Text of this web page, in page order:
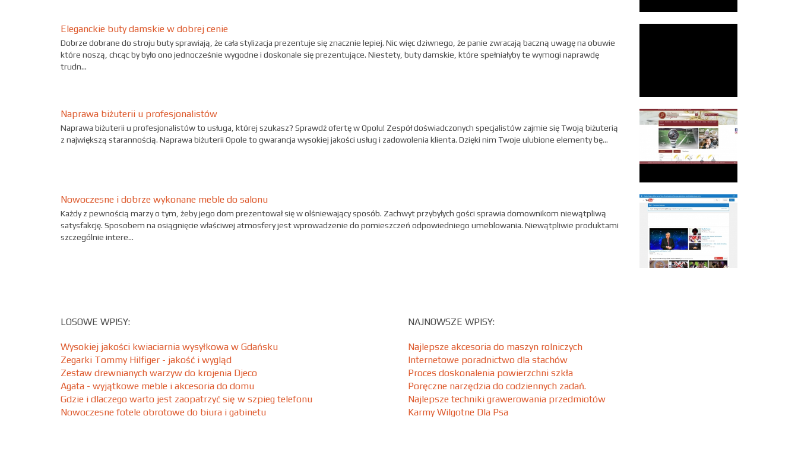
Eleganckie buty damskie w dobrej cenie
Dobrze dobrane do stroju buty sprawiają, że cała stylizacja prezentuje się znacznie lepiej. Nic więc dziwnego, że panie zwracają baczną uwagę na obuwie
które noszą, chcąc by było ono jednocześnie wygodne i doskonale się prezentujące. Niestety, buty damskie, które spełniałyby te wymogi naprawdę
trudn...
Naprawa biżuterii u profesjonalistów
Naprawa biżuterii u profesjonalistów to usługa, której szukasz? Sprawdź ofertę w Opolu! Zespół doświadczonych specjalistów zajmie się Twoją biżuterią
z największą starannością. Naprawa biżuterii Opole to gwarancja wysokiej jakości usług i zadowolenia klienta. Dzięki nim Twoje ulubione elementy bę...
Nowoczesne i dobrze wykonane meble do salonu
Każdy z pewnością marzy o tym, żeby jego dom prezentował się w olśniewający sposób. Zachwyt przybyłych gości sprawia domownikom niewątpliwą
satysfakcję. Sposobem na osiągnięcie właściwej atmosfery jest wprowadzenie do pomieszczeń odpowiedniego umeblowania. Niewątpliwie produktami
szczególnie intere...
LOSOWE WPISY:
Wysokiej jakości kwiaciarnia wysyłkowa w Gdańsku
Zegarki Tommy Hilfiger - jakość i wygląd
Zestaw drewnianych warzyw do krojenia Djeco
Agata - wyjątkowe meble i akcesoria do domu
Gdzie i dlaczego warto jest zaopatrzyć się w szpieg telefonu
Nowoczesne fotele obrotowe do biura i gabinetu
NAJNOWSZE WPISY:
Najlepsze akcesoria do maszyn rolniczych
Internetowe poradnictwo dla stachów
Proces doskonalenia powierzchni szkła
Poręczne narzędzia do codziennych zadań.
Najlepsze techniki grawerowania przedmiotów
Karmy Wilgotne Dla Psa